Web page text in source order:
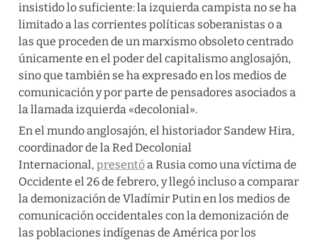
insistido lo suficiente: la izquierda campista no se ha
limitado a las corrientes políticas soberanistas o a
las que proceden de un marxismo obsoleto centrado
únicamente en el poder del capitalismo anglosajón,
sino que también se ha expresado en los medios de
comunicación y por parte de pensadores asociados a
la llamada izquierda «decolonial».
En el mundo anglosajón, el historiador Sandew Hira,
coordinador de la Red Decolonial
Internacional, presentó a Rusia como una víctima de
Occidente el 26 de febrero, y llegó incluso a comparar
la demonización de Vladímir Putin en los medios de
comunicación occidentales con la demonización de
las poblaciones indígenas de América por los